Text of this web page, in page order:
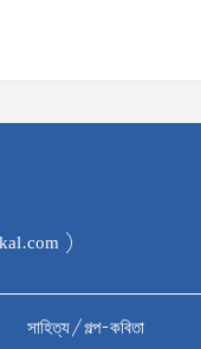
)
সাহিত্য/গল্প-কবিতা